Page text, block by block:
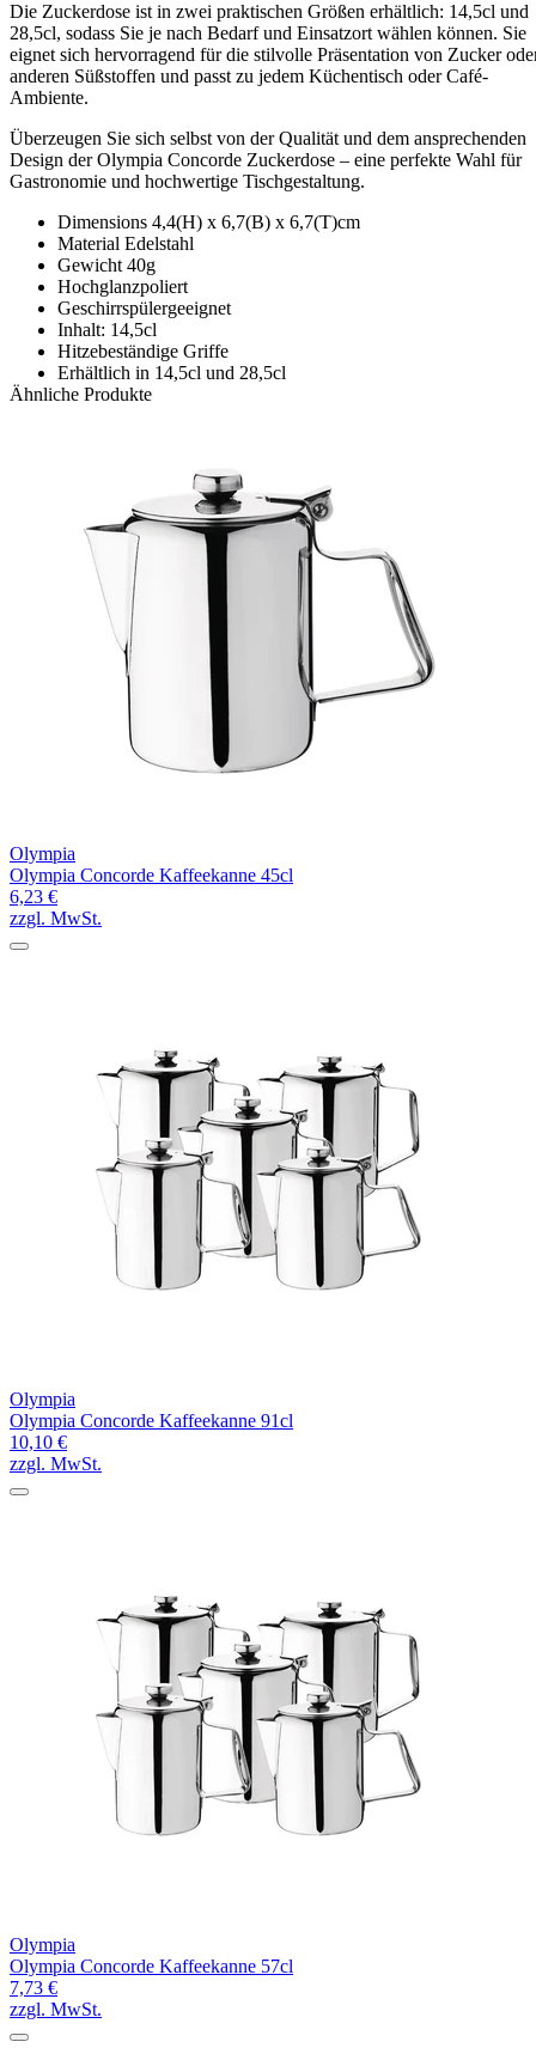
Die Zuckerdose ist in zwei praktischen Größen erhältlich: 14,5cl und
28,5cl, sodass Sie je nach Bedarf und Einsatzort wählen können. Sie
eignet sich hervorragend für die stilvolle Präsentation von Zucker
anderen Süßstoffen und passt zu jedem Küchentisch oder Café-
Ambiente.
Überzeugen Sie sich selbst von der Qualität und dem ansprechenden
Design der Olympia Concorde Zuckerdose – eine perfekte Wahl für
Gastronomie und hochwertige Tischgestaltung.
Dimensions 4,4(H) x 6,7(B) x 6,7(T)cm
Material Edelstahl
Gewicht 40g
Hochglanzpoliert
Geschirrspülergeeignet
Inhalt: 14,5cl
Hitzebeständige Griffe
Erhältlich in 14,5cl und 28,5cl
Ähnliche Produkte
Olympia
Olympia Concorde Kaffeekanne 45cl
6,23 €
zzgl. MwSt.
Olympia
Olympia Concorde Kaffeekanne 91cl
10,10 €
zzgl. MwSt.
Olympia
Olympia Concorde Kaffeekanne 57cl
7,73 €
zzgl. MwSt.